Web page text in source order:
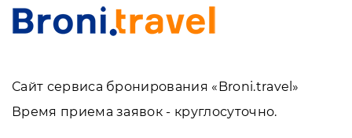
Сайт сервиса бронирования «Broni.travel»
Время приема заявок - круглосуточно.